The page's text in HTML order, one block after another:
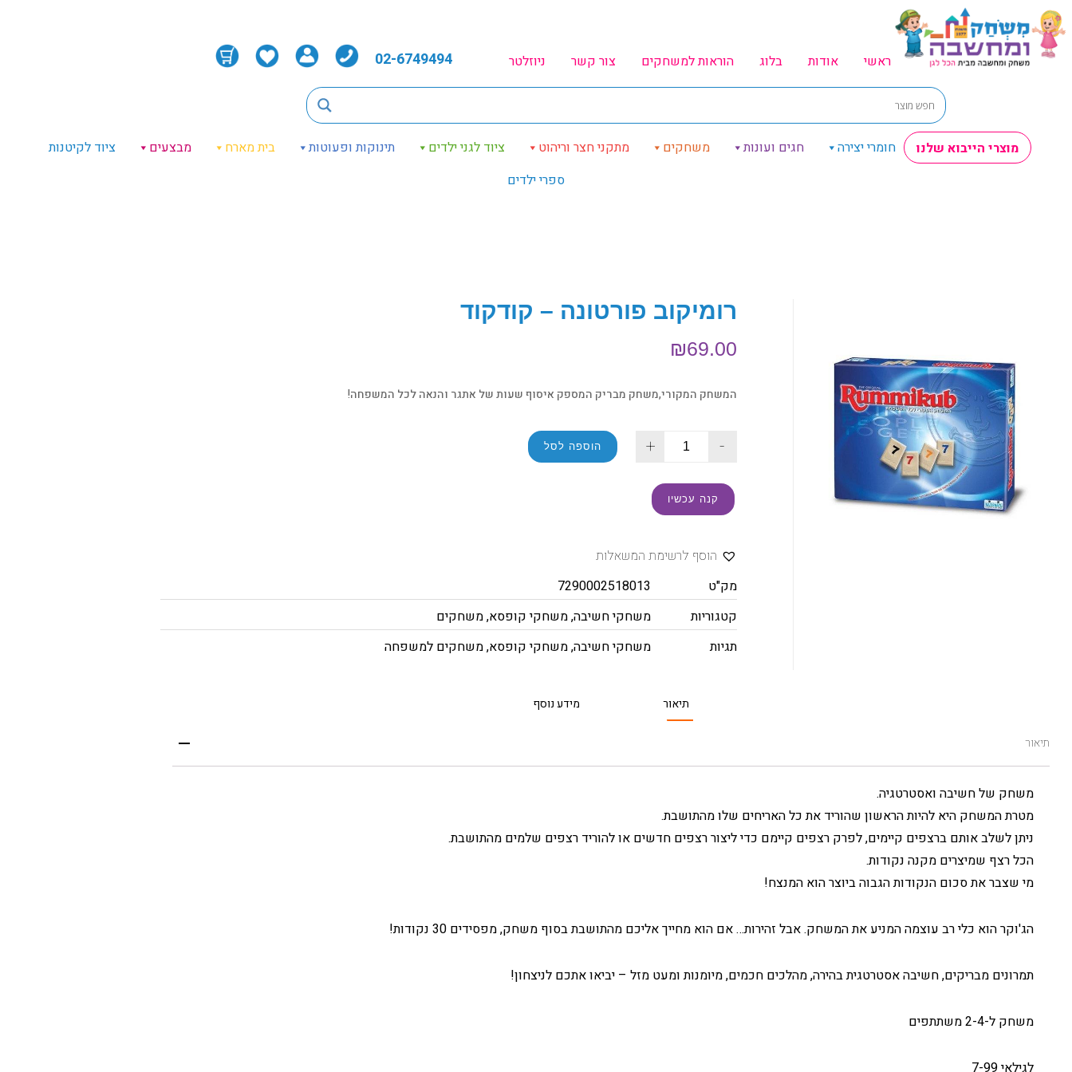
ראשי אודות בלוג הוראות למשחקים צור קשר ניוזלטר 02-6749494
מוצרי הייבוא שלנו חומרי יצירה חגים ועונות משחקים מתקני חצר וריהוט ציוד לגני ילדים תינוקות ופעוטות בית מארח מבצעים
ציוד לקיטנות
ספרי ילדים
רומיקוב פורטונה – קודקוד
₪69.00
המשחק המקורי,משחק מבריק המספק איסוף שעות של אתגר והנאה לכל המשפחה!
-
+ הוספה לסל
קנה עכשיו
הוסף לרשימת המשאלות
מק"ט
7290002518013
קטגוריות
משחקי חשיבה,משחקי קופסא,משחקים
תגיות
משחקי חשיבה,משחקי קופסא,משחקים למשפחה
תיאור מידע נוסף
תיאור
משחק של חשיבה ואסטרטגיה.
מטרת המשחק היא להיות הראשון שהוריד את כל האריחים שלו מהתושבת.
ניתן לשלב אותם ברצפים קיימים, לפרק רצפים קיימם כדי ליצור רצפים חדשים או להוריד רצפים שלמים מהתושבת.
הכל רצף שמיצרים מקנה נקודות.
מי שצבר את סכום הנקודות הגבוה ביוצר הוא המנצח!
הג'וקר הוא כלי רב עוצמה המניע את המשחק. אבל זהירות… אם הוא מחייך אליכם מהתושבת בסוף משחק, מפסידים 30 נקודות!
תמרונים מבריקים, חשיבה אסטרטגית בהירה, מהלכים חכמים, מיומנות ומעט מזל – יביאו אתכם לניצחון!
משחק ל-2-4 משתתפים